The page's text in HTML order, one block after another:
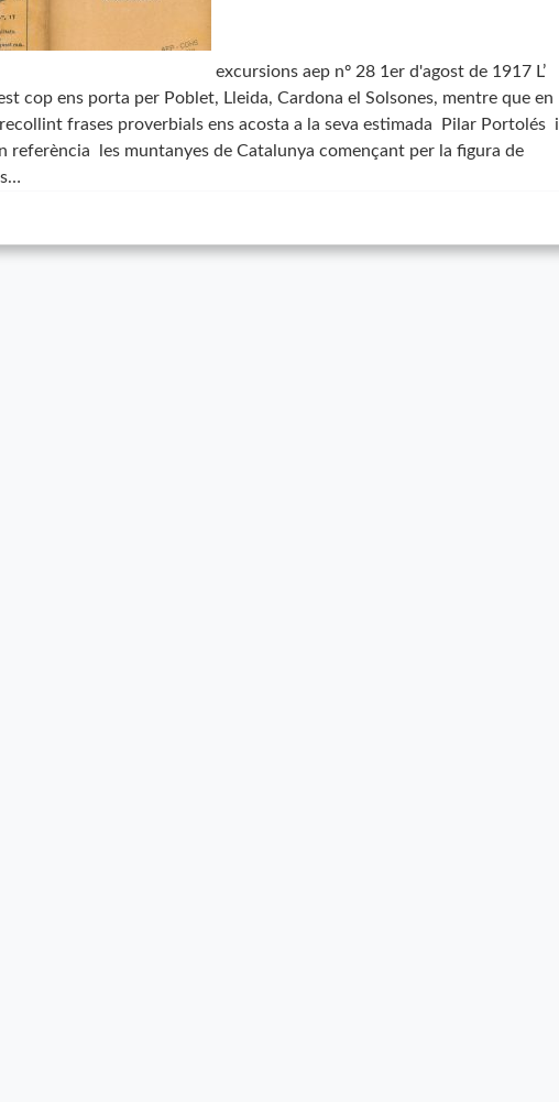
excursions aep nº 28 1er d'agost de 1917 L’
cop ens porta per Poblet, Lleida, Cardona el Solsones, mentre que en
frases proverbials ens acosta a la seva estimada Pilar Portolés i
referència les muntanyes de Catalunya començant per la figura de